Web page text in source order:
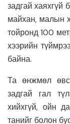
задгай хаяхгүй
майхан, малын
тойронд 100
хээрийн
байна.
Та өнжмөл өвс
задгай гал
хийхгүй, ойн
танийг болон